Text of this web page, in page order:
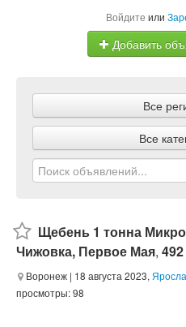
Войдите или
Добавить
Все
Все
Щебень 1 тонна
Чижовка, Первое Мая,
Воронеж | 18 августа 2023,
просмотры: 98